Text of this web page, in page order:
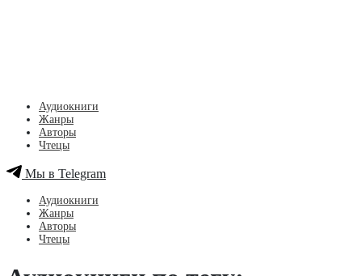
Аудиокниги
Жанры
Авторы
Чтецы
Мы в Telegram
Аудиокниги
Жанры
Авторы
Чтецы